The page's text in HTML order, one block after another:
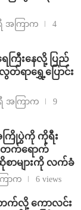
အကြာက
4
ကြီးနေလို့ ပြည်
တ်ရာရွှေ့ပြောင်း
အကြာက
9
ကြိုပွဲကို ကိုရီး
က်ရောက်
စာများကို လက်ခံ
ြာက 6 views
ရေတက်လို့ ကောလင်း